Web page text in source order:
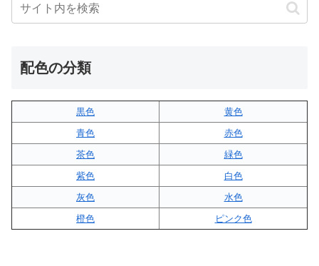
配色の分類
黒色
黄色
青色
赤色
茶色
緑色
紫色
白色
灰色
水色
橙色
ピンク色